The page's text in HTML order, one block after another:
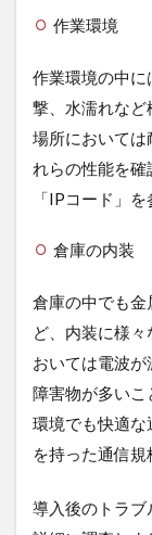
導
入
の
注
意
点
5.1
通信
や電
波干
気を
付け
る
プラ
イバ
シー
を守
要が
ある
作業環境
作業環境の中
撃、水濡れなど
場所においては
れらの性能を
「IPコード」
倉庫の内装
倉庫の中でも金
ど、内装に様
おいては電波
障害物が多い
環境でも快適な
を持った通信規
導入後のトラブ